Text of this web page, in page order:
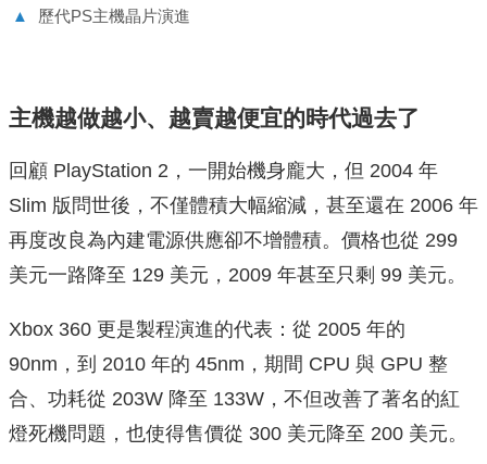
▲ 歷代PS主機晶片演進
主機越做越小、越賣越便宜的時代過去了
回顧 PlayStation 2，一開始機身龐大，但 2004 年
Slim 版問世後，不僅體積大幅縮減，甚至還在 2006 年
再度改良為內建電源供應卻不增體積。價格也從 299
美元一路降至 129 美元，2009 年甚至只剩 99 美元。
Xbox 360 更是製程演進的代表：從 2005 年的
90nm，到 2010 年的 45nm，期間 CPU 與 GPU 整
合、功耗從 203W 降至 133W，不但改善了著名的紅
燈死機問題，也使得售價從 300 美元降至 200 美元。